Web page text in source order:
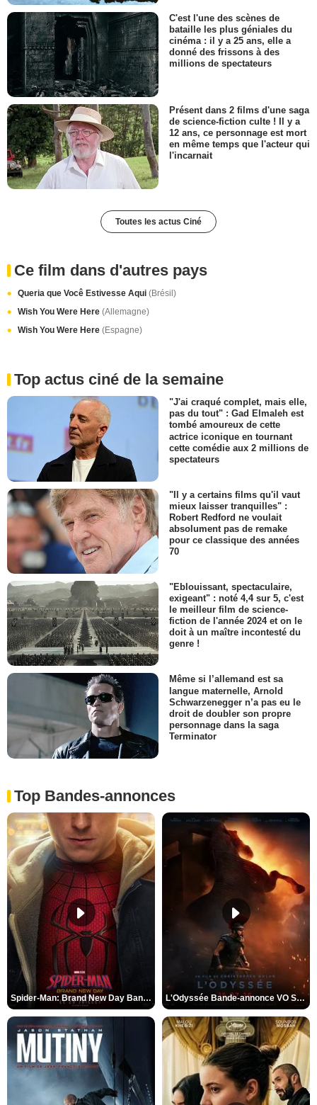
C'est l'une des scènes de
bataille les plus géniales du
cinéma : il y a 25 ans, elle a
donné des frissons à des
millions de spectateurs
Présent dans 2 films d'une saga
de science-fiction culte ! Il y a
12 ans, ce personnage est mort
en même temps que l'acteur qui
l'incarnait
Toutes les actus Ciné
Ce film dans d'autres pays
Queria que Você Estivesse Aqui (Brésil)
Wish You Were Here (Allemagne)
Wish You Were Here (Espagne)
Top actus ciné de la semaine
"J'ai craqué complet, mais elle,
pas du tout" : Gad Elmaleh est
tombé amoureux de cette
actrice iconique en tournant
cette comédie aux 2 millions de
spectateurs
"Il y a certains films qu'il vaut
mieux laisser tranquilles" :
Robert Redford ne voulait
absolument pas de remake
pour ce classique des années
70
"Eblouissant, spectaculaire,
exigeant" : noté 4,4 sur 5, c'est
le meilleur film de science-
fiction de l'année 2024 et on le
doit à un maître incontesté du
genre !
Même si l’allemand est sa
langue maternelle, Arnold
Schwarzenegger n’a pas eu le
droit de doubler son propre
personnage dans la saga
Terminator
Top Bandes-annonces
Spider-Man: Brand New Day Bande-annonce VO STFR L'Odyssée Bande-annonce VO STFR